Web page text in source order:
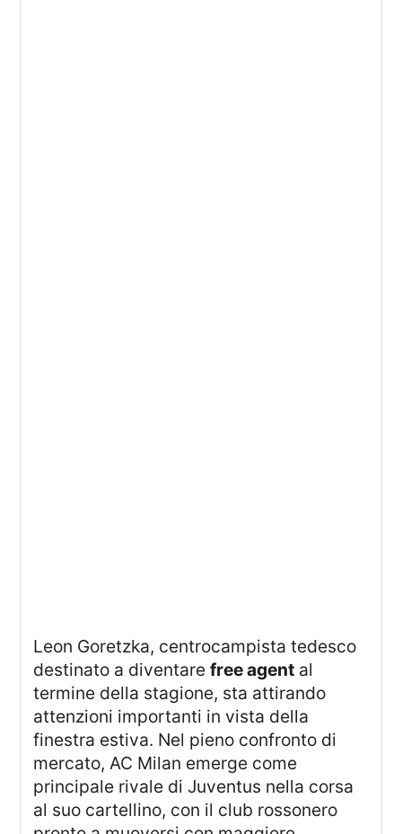
Leon Goretzka, centrocampista tedesco
destinato a diventarefree agent al
termine della stagione, sta attirando
attenzioni importanti in vista della
finestra estiva. Nel pieno confronto di
mercato, AC Milan emerge come
principale rivale di Juventus nella corsa
al suo cartellino, con il club rossonero